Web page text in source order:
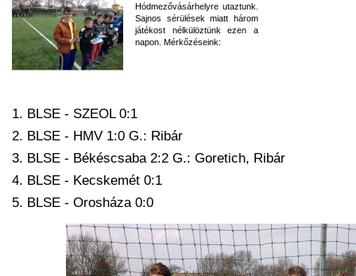
Hódmezővásárhelyre utaztunk.
Sajnos sérülések miatt három
játékost nélkülöztünk ezen a
napon. Mérkőzéseink:
1. BLSE - SZEOL 0:1
2. BLSE - HMV 1:0 G.: Ribár
3. BLSE - Békéscsaba 2:2 G.: Goretich, Ribár
4. BLSE - Kecskemét 0:1
5. BLSE - Orosháza 0:0